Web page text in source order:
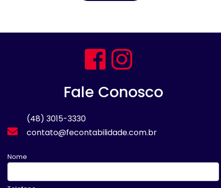
Fale Conosco
(48) 3015-3330
contato@fecontabilidade.com.br
Nome